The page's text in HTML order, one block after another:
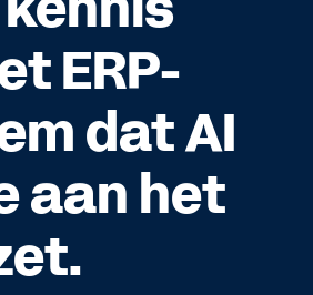
ERP-
dat AI
aan het